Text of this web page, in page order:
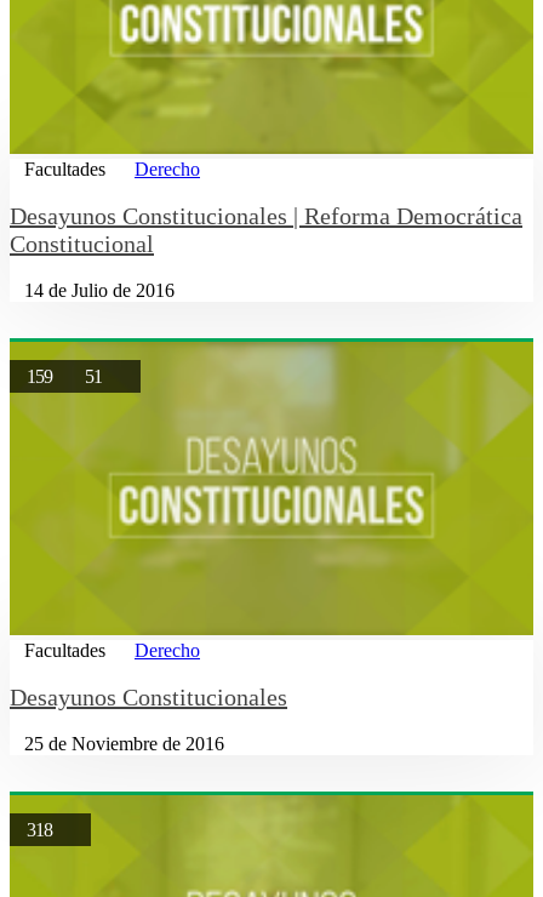
Facultades Derecho
Desayunos Constitucionales | Reforma Democrática
Constitucional
14 de Julio de 2016
159 51
Facultades Derecho
Desayunos Constitucionales
25 de Noviembre de 2016
318